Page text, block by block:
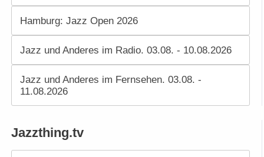
Hamburg: Jazz Open 2026
Jazz und Anderes im Radio. 03.08. - 10.08.2026
Jazz und Anderes im Fernsehen. 03.08. -
11.08.2026
Jazzthing.tv